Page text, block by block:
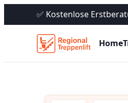
✅ Kostenlose
Home